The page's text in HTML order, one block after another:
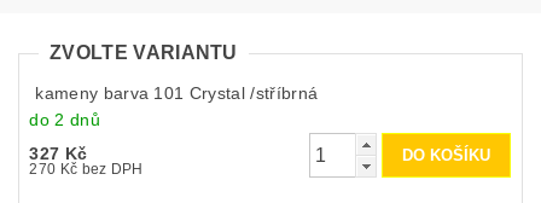
ZVOLTE VARIANTU
kameny barva 101 Crystal /stříbrná
do 2 dnů
327 Kč
270 Kč bez DPH